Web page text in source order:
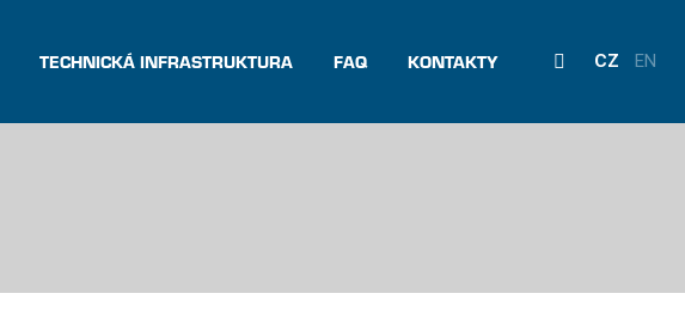
TECHNICKÁ INFRASTRUKTURA FAQ KONTAKTY Vyhledávání
CZ EN